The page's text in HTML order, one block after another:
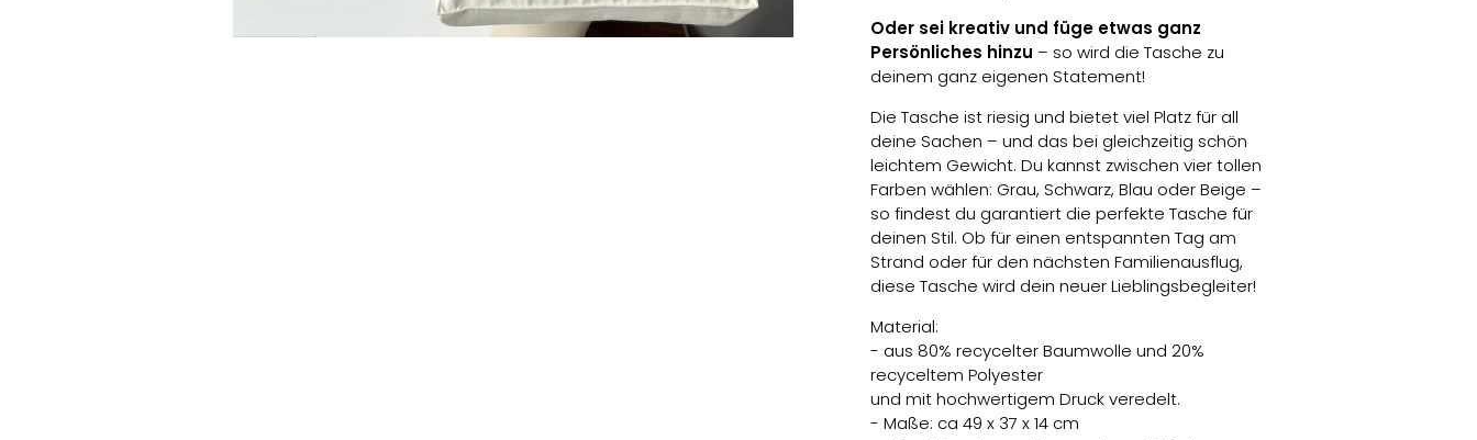
Oder sei kreativ und füge etwas ganz
Persönliches hinzu – so wird die Tasche zu
deinem ganz eigenen Statement!
Die Tasche ist riesig und bietet viel Platz für all
deine Sachen – und das bei gleichzeitig schön
leichtem Gewicht. Du kannst zwischen vier tollen
Farben wählen: Grau, Schwarz, Blau oder Beige –
so findest du garantiert die perfekte Tasche für
deinen Stil. Ob für einen entspannten Tag am
Strand oder für den nächsten Familienausflug,
diese Tasche wird dein neuer Lieblingsbegleiter!
Material:
- aus 80% recycelter Baumwolle und 20%
recyceltem Polyester
und mit hochwertigem Druck veredelt.
- Maße: ca 49 x 37 x 14 cm